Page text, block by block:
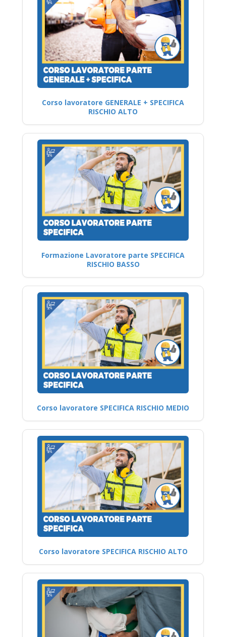
Corso lavoratore GENERALE + SPECIFICA
RISCHIO ALTO
Formazione Lavoratore parte SPECIFICA
RISCHIO BASSO
Corso lavoratore SPECIFICA RISCHIO MEDIO
Corso lavoratore SPECIFICA RISCHIO ALTO